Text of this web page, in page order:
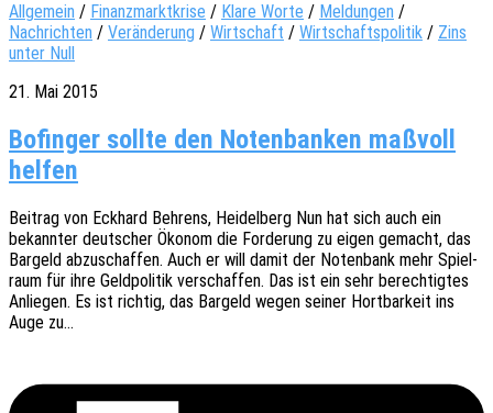
Allgemein / Finanzmarktkrise / Klare Worte / Meldungen /
Nachrichten / Veränderung / Wirtschaft / Wirtschaftspolitik / Zins
unter Null
21. Mai 2015
Bofinger sollte den Notenbanken maßvoll
helfen
Beitrag von Eckhard Behrens, Heidel­berg Nun hat sich auch ein
bekann­ter deut­scher Ökonom die Forde­rung zu eigen gemacht, das
Bargeld abzu­schaf­fen. Auch er will damit der Noten­bank mehr Spiel­
raum für ihre Geld­po­li­tik verschaf­fen. Das ist ein sehr berech­tig­tes
Anlie­gen. Es ist rich­tig, das Bargeld wegen seiner Hort­bar­keit ins
Auge zu…